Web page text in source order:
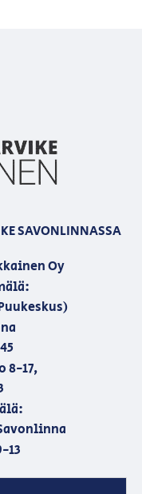
SAVONLINNASSA
Oy
8-17,
13